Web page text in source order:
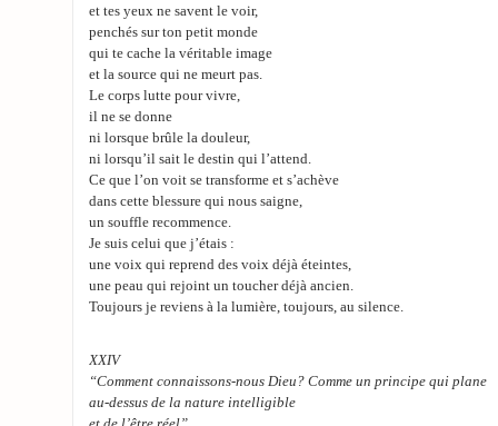
et tes yeux ne savent le voir,
penchés sur ton petit monde
qui te cache la véritable image
et la source qui ne meurt pas.
Le corps lutte pour vivre,
il ne se donne
ni lorsque brûle la douleur,
ni lorsqu’il sait le destin qui l’attend.
Ce que l’on voit se transforme et s’achève
dans cette blessure qui nous saigne,
un souffle recommence.
Je suis celui que j’étais :
une voix qui reprend des voix déjà éteintes,
une peau qui rejoint un toucher déjà ancien.
Toujours je reviens à la lumière, toujours, au silence.
XXIV
“Comment connaissons-nous Dieu? Comme un principe qui plane
au-dessus de la nature intelligible